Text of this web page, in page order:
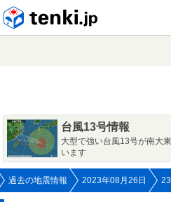
台風13号情報
大型で強い台風13号が南大
います
過去の地震情報 2023年08月26日